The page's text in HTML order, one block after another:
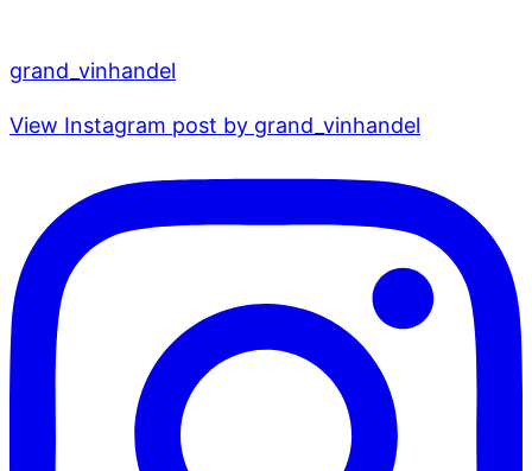
grand_vinhandel
View Instagram post by grand_vinhandel